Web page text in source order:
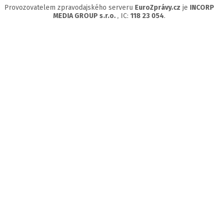
Provozovatelem zpravodajského serveru EuroZprávy.cz je INCORP
MEDIA GROUP s.r.o. , IC: 118 23 054.